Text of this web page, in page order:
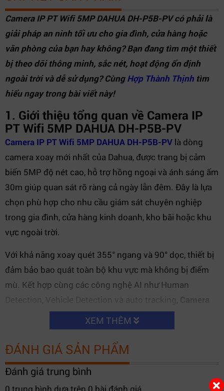
Camera IP PT Wifi 5MP DAHUA DH-P5B-PV có phải là
giải pháp an ninh tối ưu cho gia đình, cửa hàng hoặc
văn phòng của bạn hay không? Bạn đang tìm một thiết
bị theo dõi thông minh, sắc nét, hoạt động ổn định
ngoài trời và dễ sử dụng? CùngHợp Thành Thịnh tìm
hiểu ngay trong bài viết này!
1. Giới thiệu tổng quan về Camera IP
PT Wifi 5MP DAHUA DH-P5B-PV
Camera IP PT Wifi 5MP DAHUA DH-P5B-PV là dòng
camera xoay mới nhất của Dahua, được trang bị cảm
biến 5MP độ nét cao, hỗ trợ hồng ngoại và ánh sáng ấm
30m giúp quan sát rõ ràng cả ngày lẫn đêm. Đây là lựa
chọn phù hợp cho nhu cầu giám sát chuyên nghiệp
trong gia đình, cửa hàng kinh doanh, kho bãi hoặc khu
vực ngoài trời.
Với khả năng xoay quét 355° ngang và 90° dọc, thiết bị
đảm bảo bao quát toàn bộ khu vực mà không bị điểm
mù. Kết hợp cùng các công nghệ AI như Human
IP PT Wifi 5MP DAHUA DH-P5B-PVmang đến độ chính
xác cao trong việc phát hiện chuyển động.
Công nghệ nén H.265 giúp giảm băng thông đáng kể,
tiết kiệm dung lượng lưu trữ mà vẫn đảm bảo chất
XEM THÊM
ĐÁNH GIÁ SẢN PHẨM
Đánh giá trung bình